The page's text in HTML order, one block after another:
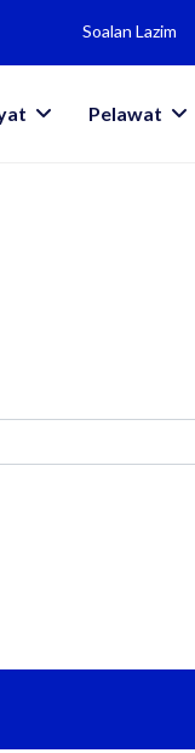
Soalan Lazim
Pelawat